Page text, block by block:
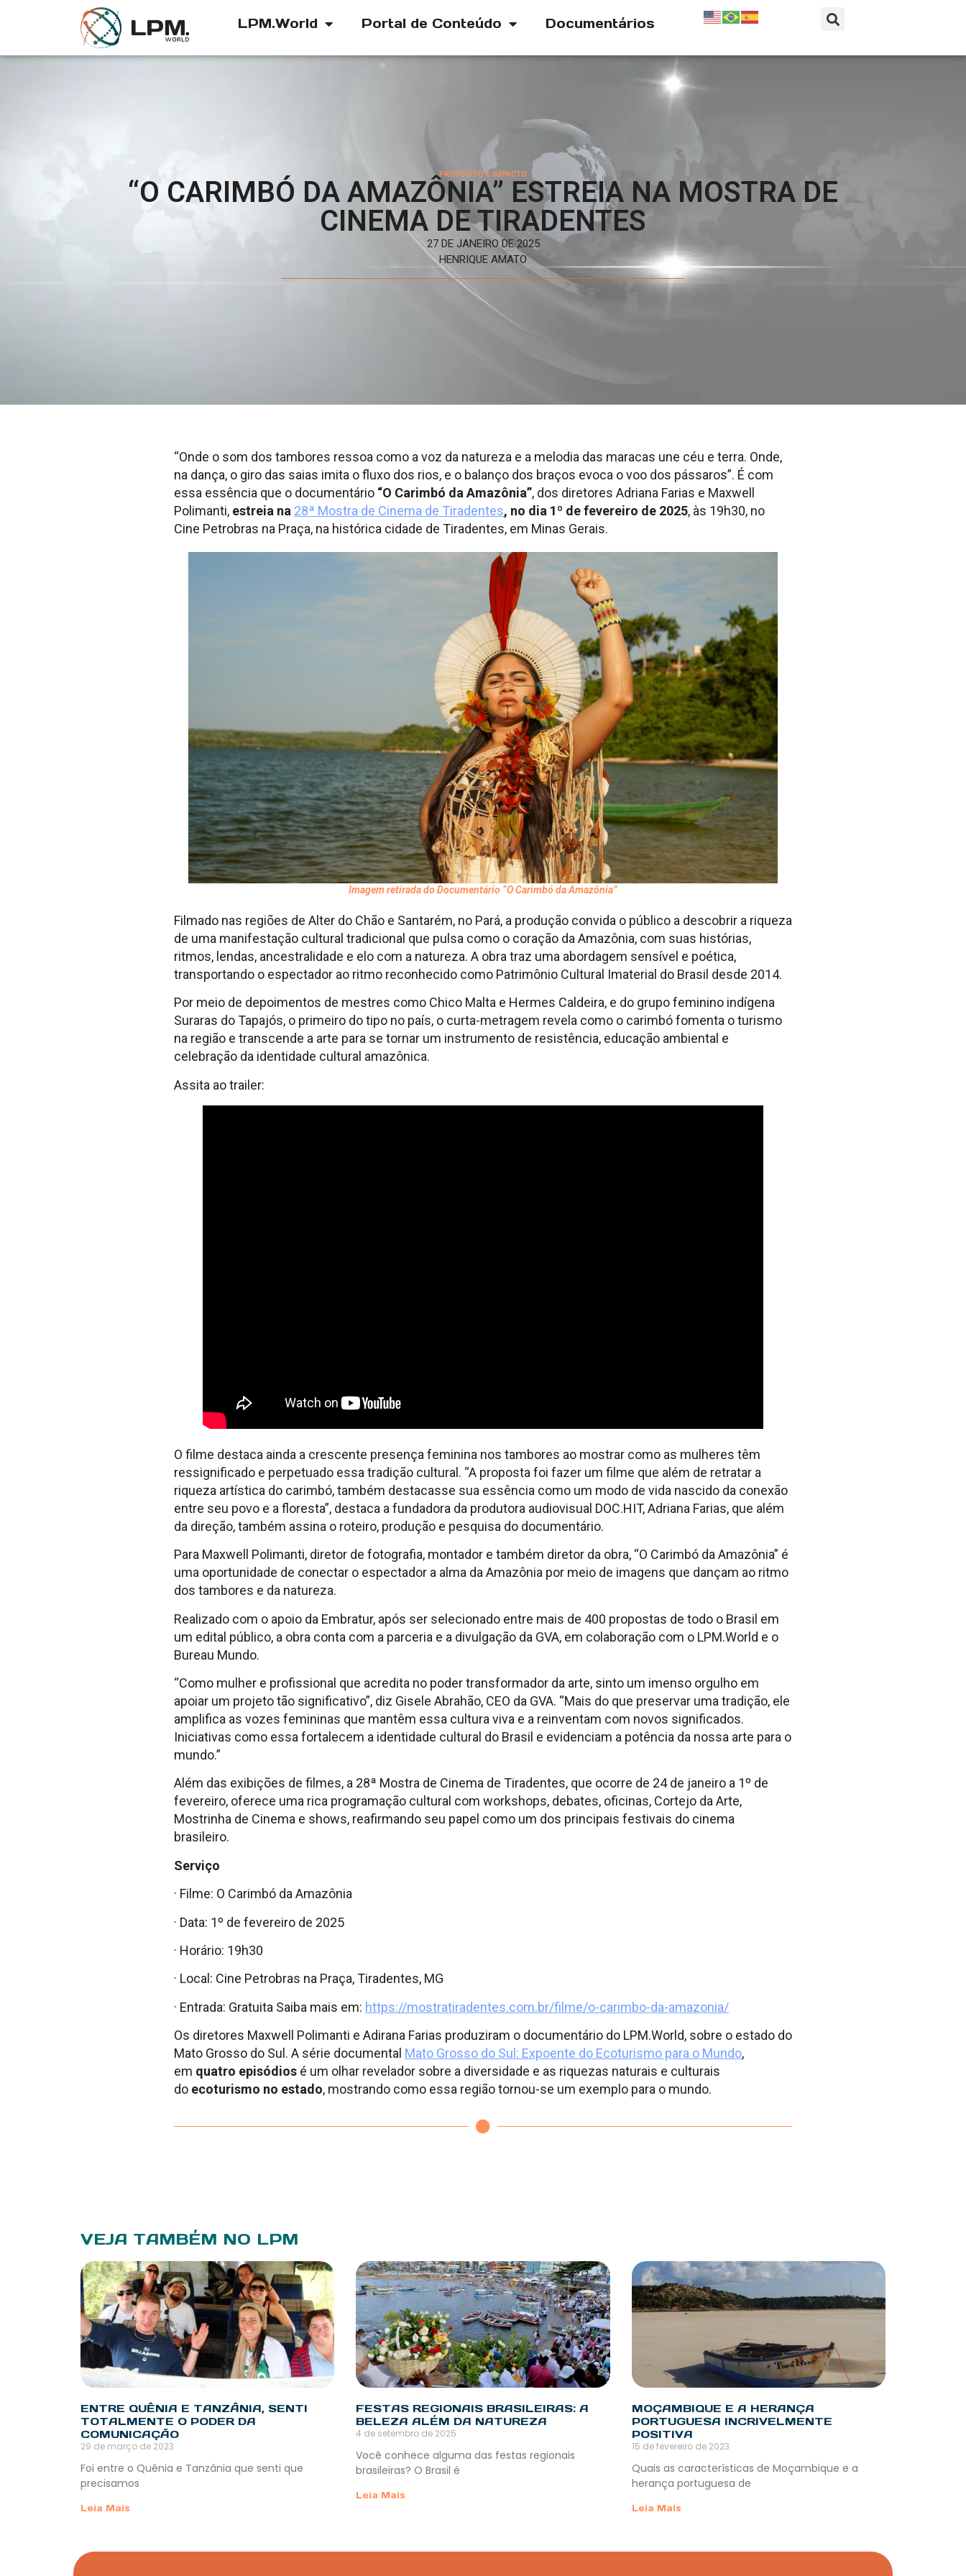
LPM.World Portal de Conteúdo Documentários
PROPÓSITO E IMPACTO
“O CARIMBÓ DA AMAZÔNIA” ESTREIA NA MOSTRA DE
CINEMA DE TIRADENTES
27 DE JANEIRO DE 2025
HENRIQUE AMATO
“Onde o som dos tambores ressoa como a voz da natureza e a melodia das maracas une céu e terra. Onde,
na dança, o giro das saias imita o fluxo dos rios, e o balanço dos braços evoca o voo dos pássaros”. É com
essa essência que o documentário “O Carimbó da Amazônia”, dos diretores Adriana Farias e Maxwell
Polimanti, estreia na 28ª Mostra de Cinema de Tiradentes, no dia 1º de fevereiro de 2025, às 19h30, no
Cine Petrobras na Praça, na histórica cidade de Tiradentes, em Minas Gerais.
Imagem retirada do Documentário “O Carimbó da Amazônia”
Filmado nas regiões de Alter do Chão e Santarém, no Pará, a produção convida o público a descobrir a riqueza
de uma manifestação cultural tradicional que pulsa como o coração da Amazônia, com suas histórias,
ritmos, lendas, ancestralidade e elo com a natureza. A obra traz uma abordagem sensível e poética,
transportando o espectador ao ritmo reconhecido como Patrimônio Cultural Imaterial do Brasil desde 2014.
Por meio de depoimentos de mestres como Chico Malta e Hermes Caldeira, e do grupo feminino indígena
Suraras do Tapajós, o primeiro do tipo no país, o curta-metragem revela como o carimbó fomenta o turismo
na região e transcende a arte para se tornar um instrumento de resistência, educação ambiental e
celebração da identidade cultural amazônica.
Assita ao trailer:
O filme destaca ainda a crescente presença feminina nos tambores ao mostrar como as mulheres têm
ressignificado e perpetuado essa tradição cultural. “A proposta foi fazer um filme que além de retratar a
riqueza artística do carimbó, também destacasse sua essência como um modo de vida nascido da conexão
entre seu povo e a floresta”, destaca a fundadora da produtora audiovisual DOC.HIT, Adriana Farias, que além
da direção, também assina o roteiro, produção e pesquisa do documentário.
Para Maxwell Polimanti, diretor de fotografia, montador e também diretor da obra, “O Carimbó da Amazônia” é
uma oportunidade de conectar o espectador a alma da Amazônia por meio de imagens que dançam ao ritmo
dos tambores e da natureza.
Realizado com o apoio da Embratur, após ser selecionado entre mais de 400 propostas de todo o Brasil em
um edital público, a obra conta com a parceria e a divulgação da GVA, em colaboração com o LPM.World e o
Bureau Mundo.
“Como mulher e profissional que acredita no poder transformador da arte, sinto um imenso orgulho em
apoiar um projeto tão significativo”, diz Gisele Abrahão, CEO da GVA. “Mais do que preservar uma tradição, ele
amplifica as vozes femininas que mantêm essa cultura viva e a reinventam com novos significados.
Iniciativas como essa fortalecem a identidade cultural do Brasil e evidenciam a potência da nossa arte para o
mundo.”
Além das exibições de filmes, a 28ª Mostra de Cinema de Tiradentes, que ocorre de 24 de janeiro a 1º de
fevereiro, oferece uma rica programação cultural com workshops, debates, oficinas, Cortejo da Arte,
Mostrinha de Cinema e shows, reafirmando seu papel como um dos principais festivais do cinema
brasileiro.
Serviço
· Filme: O Carimbó da Amazônia
· Data: 1º de fevereiro de 2025
· Horário: 19h30
· Local: Cine Petrobras na Praça, Tiradentes, MG
· Entrada: Gratuita Saiba mais em: https://mostratiradentes.com.br/filme/o-carimbo-da-amazonia/
Os diretores Maxwell Polimanti e Adirana Farias produziram o documentário do LPM.World, sobre o estado do
Mato Grosso do Sul. A série documental Mato Grosso do Sul: Expoente do Ecoturismo para o Mundo,
em quatro episódios é um olhar revelador sobre a diversidade e as riquezas naturais e culturais
do ecoturismo no estado, mostrando como essa região tornou-se um exemplo para o mundo.
VEJA TAMBÉM NO LPM
ENTRE QUÊNIA E TANZÂNIA, SENTI
TOTALMENTE O PODER DA
COMUNICAÇÃO
29 de março de 2023
Foi entre o Quênia e Tanzânia que senti que
precisamos
Leia Mais
FESTAS REGIONAIS BRASILEIRAS: A
BELEZA ALÉM DA NATUREZA
4 de setembro de 2025
Você conhece alguma das festas regionais
brasileiras? O Brasil é
Leia Mais
MOÇAMBIQUE E A HERANÇA
PORTUGUESA INCRIVELMENTE
POSITIVA
15 de fevereiro de 2023
Quais as características de Moçambique e a
herança portuguesa de
Leia Mais